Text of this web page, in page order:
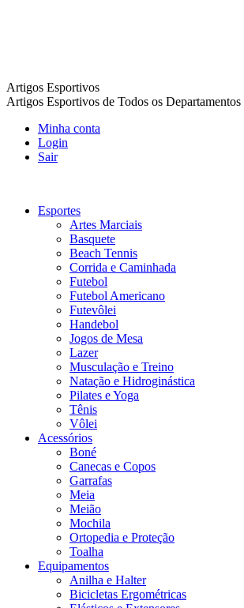
Artigos Esportivos
Artigos Esportivos de Todos os Departamentos
Minha conta
Login
Sair
Esportes
Artes Marciais
Basquete
Beach Tennis
Corrida e Caminhada
Futebol
Futebol Americano
Futevôlei
Handebol
Jogos de Mesa
Lazer
Musculação e Treino
Natação e Hidroginástica
Pilates e Yoga
Tênis
Vôlei
Acessórios
Boné
Canecas e Copos
Garrafas
Meia
Meião
Mochila
Ortopedia e Proteção
Toalha
Equipamentos
Anilha e Halter
Bicicletas Ergométricas